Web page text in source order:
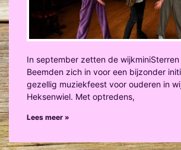
In september zetten de
Beemden zich in voor een bijzonder
gezellig muziekfeest voor ouderen in
Heksenwiel. Met optredens,
Lees meer »